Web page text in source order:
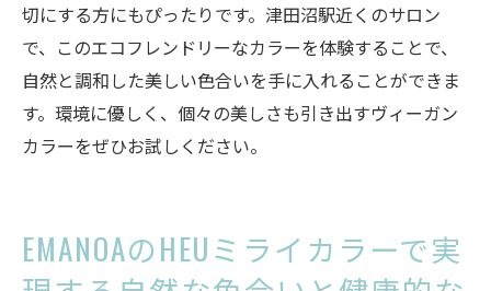
切にする方にもぴったりです。津田沼駅近くのサロン
で、このエコフレンドリーなカラーを体験することで、
自然と調和した美しい色合いを手に入れることができま
す。環境に優しく、個々の美しさも引き出すヴィーガン
カラーをぜひお試しください。
EMANOAのHEUミライカラーで実